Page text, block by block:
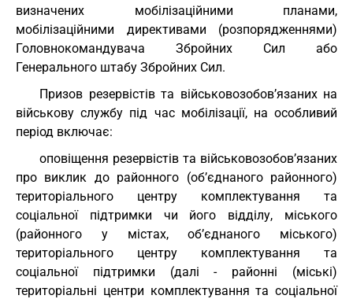
визначених мобілізаційними планами,
мобілізаційними директивами (розпорядженнями)
Головнокомандувача Збройних Сил або
Генерального штабу Збройних Сил.
Призов резервістів та військовозобов’язаних на
військову службу під час мобілізації, на особливий
період включає:
оповіщення резервістів та військовозобов’язаних
про виклик до районного (об’єднаного районного)
територіального центру комплектування та
соціальної підтримки чи його відділу, міського
(районного у містах, об’єднаного міського)
територіального центру комплектування та
соціальної підтримки (далі - районні (міські)
територіальні центри комплектування та соціальної